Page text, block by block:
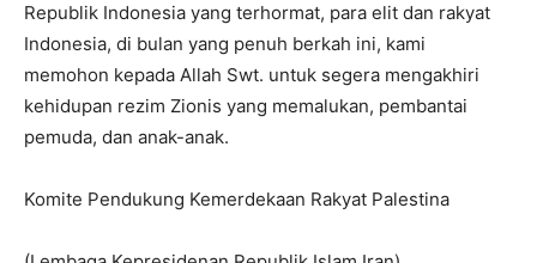
Republik Indonesia yang terhormat, para elit dan rakyat
Indonesia, di bulan yang penuh berkah ini, kami
memohon kepada Allah Swt. untuk segera mengakhiri
kehidupan rezim Zionis yang memalukan, pembantai
pemuda, dan anak-anak.
Komite Pendukung Kemerdekaan Rakyat Palestina